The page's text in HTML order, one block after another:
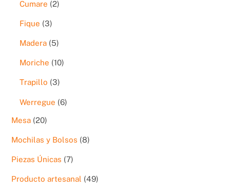
Cumare 22
Fique 33
Madera 55
Moriche 1010
Trapillo 33
Werregue 66
Mesa 2020
Mochilas y Bolsos 88
Piezas Únicas 77
Producto artesanal 4949